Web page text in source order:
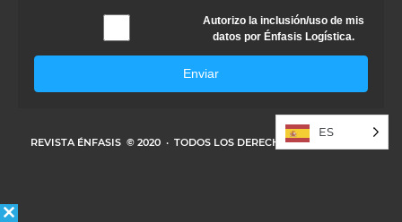
Autorizo la inclusión/uso de mis
datos por Énfasis Logística.
Enviar
REVISTA ÉNFASIS © 2020 · TODOS LOS DERECHOS RESERVADOS
ES